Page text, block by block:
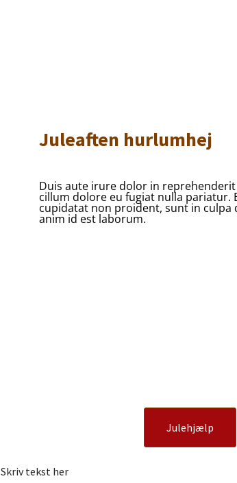
Juleaften hurlumhej
Duis aute irure dolor in
cillum dolore eu fugiat nulla pariatur.
cupidatat non proident, sunt in
anim id est laborum.
Julehjælp
Skriv tekst her